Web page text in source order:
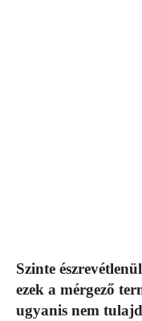
Szinte
ezek a mérgező
ugyanis nem